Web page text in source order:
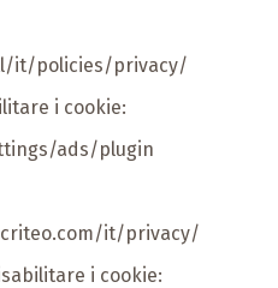
it/policies/privacy/
i cookie:
ads/plugin
it/privacy/
i cookie: